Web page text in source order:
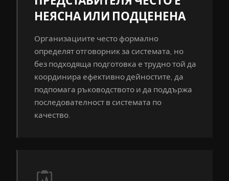
НЕЯСНА ИЛИ ПОДЦЕНЕНА
Организациите често формално
определят отговорник за системата, но
без подходяща подготовка е трудно той да
координира ефективно дейностите, да
подпомага ръководството и да поддържа
последователност в системата по
качество.